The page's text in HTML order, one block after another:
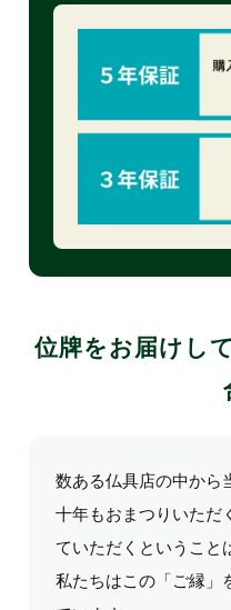
位牌をお届けし
数ある仏具店の中から
十年もおまつりいただ
ていただくということ
私たちはこの「ご縁」